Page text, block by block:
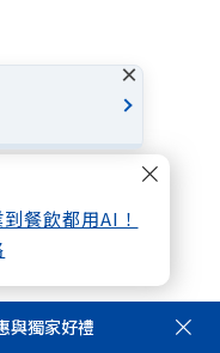
餐飲都用AI！
與獨家好禮
×